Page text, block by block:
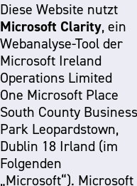
Diese Website nutzt
Microsoft Clarity, ein
Webanalyse-Tool der
Microsoft Ireland
Operations Limited
One Microsoft Place
South County Business
Park Leopardstown,
Dublin 18 Irland (im
Folgenden
„Microsoft“). Microsoft